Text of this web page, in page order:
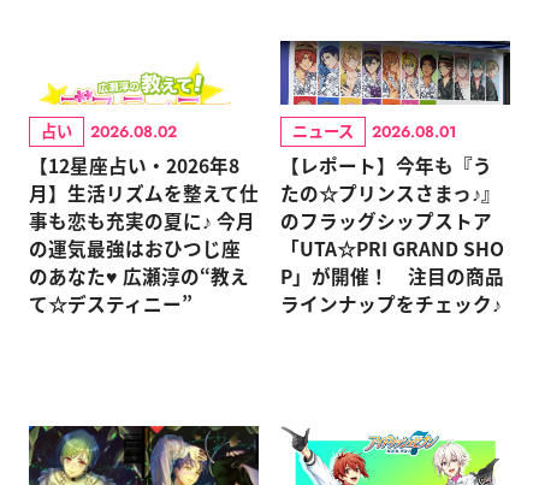
占い 2026.08.02
【12星座占い・2026年8
月】生活リズムを整えて仕
事も恋も充実の夏に♪ 今月
の運気最強はおひつじ座
のあなた♥ 広瀬淳の“教え
て☆デスティニー”
ニュース 2026.08.01
【レポート】今年も『う
たの☆プリンスさまっ♪』
のフラッグシップストア
「UTA☆PRI GRAND SHO
P」が開催！ 注目の商品
ラインナップをチェック♪